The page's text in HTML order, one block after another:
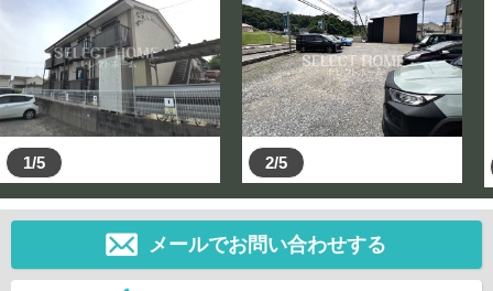
1/5 2/5
メールでお問い合わせする